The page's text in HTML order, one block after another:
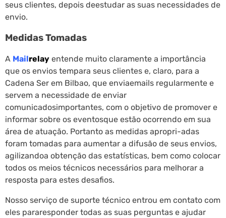
seus clientes, depois deestudar as suas necessidades de
envio.
Medidas Tomadas
A Mailrelay entende muito claramente a importância
que os envios tempara seus clientes e, claro, para a
Cadena Ser em Bilbao, que enviaemails regularmente e
servem a necessidade de enviar
comunicadosimportantes, com o objetivo de promover e
informar sobre os eventosque estão ocorrendo em sua
área de atuação. Portanto as medidas apropri-adas
foram tomadas para aumentar a difusão de seus envios,
agilizandoa obtenção das estatísticas, bem como colocar
todos os meios técnicos necessários para melhorar a
resposta para estes desafios.
Nosso serviço de suporte técnico entrou em contato com
eles pararesponder todas as suas perguntas e ajudar